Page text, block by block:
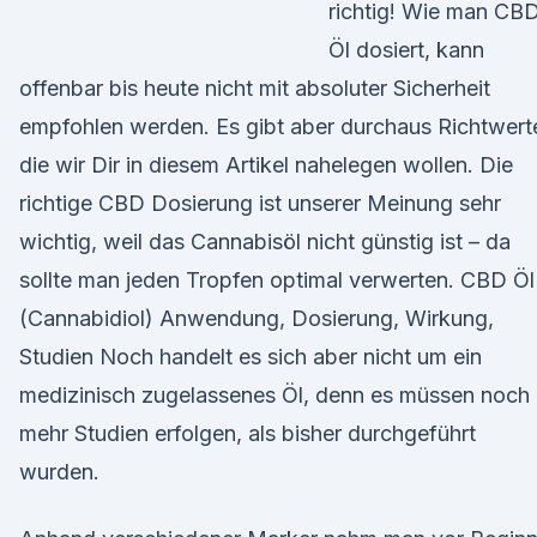
richtig! Wie man
Öl dosiert, kann
offenbar bis heute nicht mit absoluter Sicherheit
empfohlen werden. Es gibt aber durchaus
die wir Dir in diesem Artikel nahelegen wollen. Die
richtige CBD Dosierung ist unserer Meinung sehr
wichtig, weil das Cannabisöl nicht günstig ist – da
sollte man jeden Tropfen optimal verwerten. CBD Öl
(Cannabidiol) Anwendung, Dosierung, Wirkung,
Studien Noch handelt es sich aber nicht um ein
medizinisch zugelassenes Öl, denn es müssen noch
mehr Studien erfolgen, als bisher durchgeführt
wurden.